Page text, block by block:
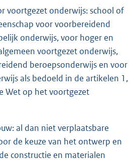
voortgezet onderwijs: school of
voor voorbereidend
onderwijs, voor hoger en
voortgezet onderwijs,
beroepsonderwijs en voor
als bedoeld in de artikelen 1,
Wet op het voortgezet
al dan niet verplaatsbare
de keuze van het ontwerp en
constructie en materialen